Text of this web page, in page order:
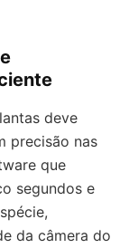
deve
precisão nas
que
segundos e
da câmera do